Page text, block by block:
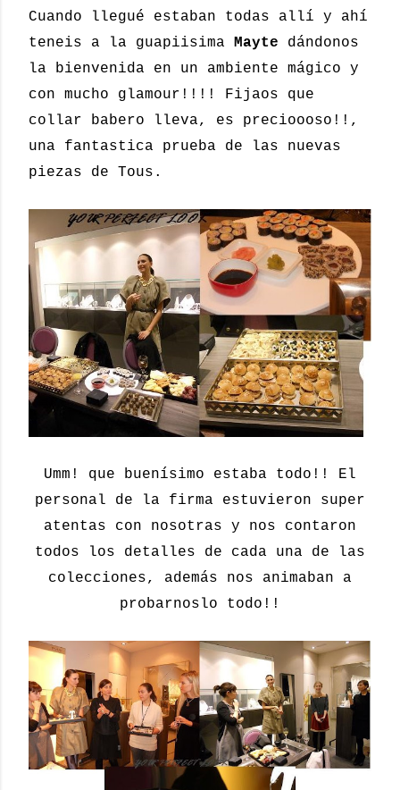
Cuando llegué estaban todas allí y ahí
teneis a la guapiisima Mayte dándonos
la bienvenida en un ambiente mágico y
con mucho glamour!!!! Fijaos que
collar babero lleva, es precioooso!!,
una fantastica prueba de las nuevas
piezas de Tous.
Umm! que buenísimo estaba todo!! El
personal de la firma
estuvieron super
atentas con nosotras y nos contaron
todos los detalles de cada una de las
colecciones, además nos animaban a
probarnoslo todo!!